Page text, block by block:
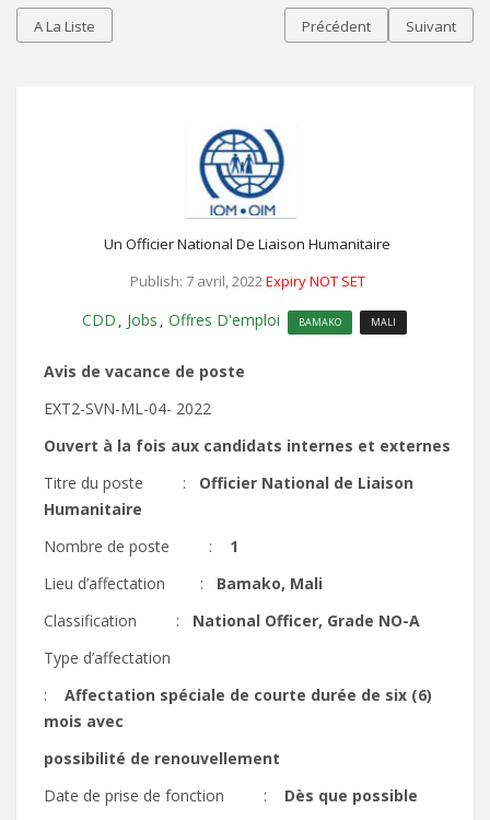
A La Liste Précédent Suivant
Un Officier National De Liaison Humanitaire
Publish: 7 avril, 2022 Expiry NOT SET
CDD Jobs Offres D'emploi BAMAKO MALI
Avis de vacance de poste
EXT2-SVN-ML-04- 2022
Ouvert à la fois aux candidats internes et externes
Titre du poste : Officier National de Liaison
Humanitaire
Nombre de poste : 1
Lieu d’affectation : Bamako, Mali
Classification : National Officer, Grade NO-A
Type d’affectation
: Affectation spéciale de courte durée de six (6)
mois avec
possibilité de renouvellement
Date de prise de fonction : Dès que possible